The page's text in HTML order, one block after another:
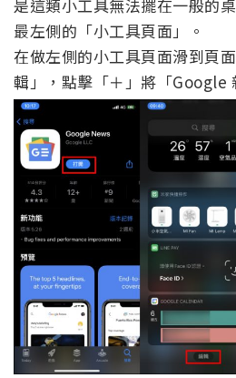
是這類小工具無法擺在一般的
最左側的「小工具頁面」。
在做左側的小工具頁面滑到頁
輯」，點擊「＋」將「Google